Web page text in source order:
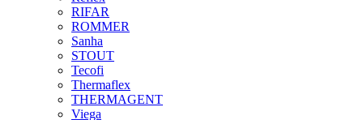
RIFAR
ROMMER
Sanha
STOUT
Tecofi
Thermaflex
THERMAGENT
Viega